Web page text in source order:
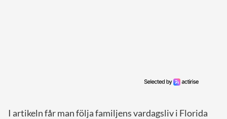
I artikeln får man följa familjens vardagsliv i Florida